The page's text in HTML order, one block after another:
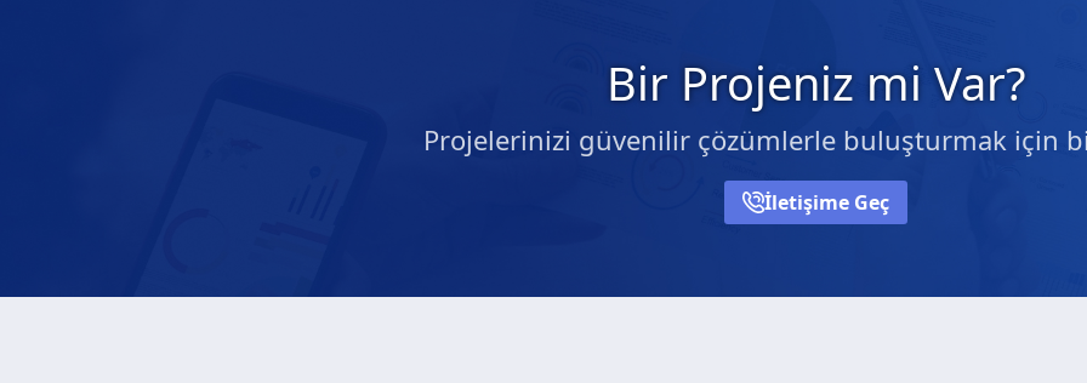
Bir Projeniz mi Var?
Projelerinizi güvenilir çözümlerle buluşturmak için
İletişime Geç